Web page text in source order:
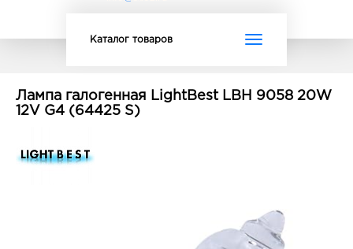
Toggle
Каталог товаров
Лампа галогенная LightBest LBH 9058 20W
12V G4 (64425 S)